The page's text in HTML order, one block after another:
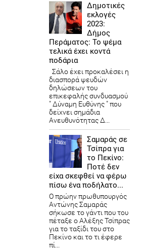
Ζητά τη στήριξη της
Δημοτικές
εκλογές
2023:
Δήμος
Περάματος: Το ψέμα
τελικά έχει κοντά
ποδάρια
Σάλο έχει προκαλέσει η
διασπορά ψευδών
δηλώσεων του
επικεφαλής συνδυασμού
" Δύναμη Ευθύνης " που
δείχνει σημάδια
Ανευθυνότητας Δ...
Σαμαράς σε
Τσίπρα για
το Πεκίνο:
Ποτέ δεν
είχα σκεφθεί να φέρω
πίσω ένα ποδήλατο...
Ο πρώην πρωθυπουργός
Αντώνης Σαμαράς
σήκωσε το γάντι που του
πέταξε ο Αλέξης Τσίπρας
για το ταξίδι του στο
Πεκίνο και το τι έφερε
πί...